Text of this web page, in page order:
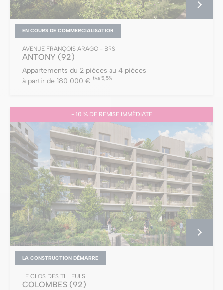
EN COURS DE COMMERCIALISATION
AVENUE FRANÇOIS ARAGO - BRS
ANTONY (92)
Appartements du 2 pièces au 4 pièces
à partir de 180 000 € tva 5,5%
- 10 % DE REMISE IMMÉDIATE
LA CONSTRUCTION DÉMARRE
LE CLOS DES TILLEULS
COLOMBES (92)